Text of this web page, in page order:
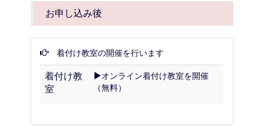
お申し込み後
着付け教室の開催を行います
着付け教
室
オンライン着付け教室を開催
（無料）